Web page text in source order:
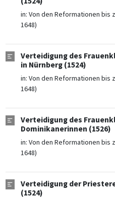
in: Von den Reformationen bis
1648)
Verteidigung des
in Nürnberg (1524)
in: Von den Reformationen bis
1648)
Verteidigung des
Dominikanerinnen (1526)
in: Von den Reformationen bis
1648)
Verteidigung der
(1524)